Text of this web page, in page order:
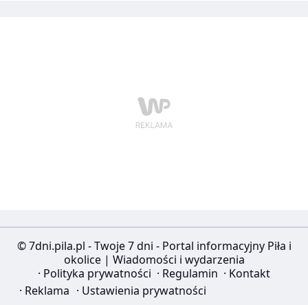
© 7dni.pila.pl - Twoje 7 dni - Portal informacyjny Piła i
okolice | Wiadomości i wydarzenia
· Polityka prywatności · Regulamin · Kontakt
· Reklama · Ustawienia prywatności